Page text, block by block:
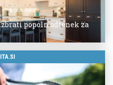
popoln odtenek za